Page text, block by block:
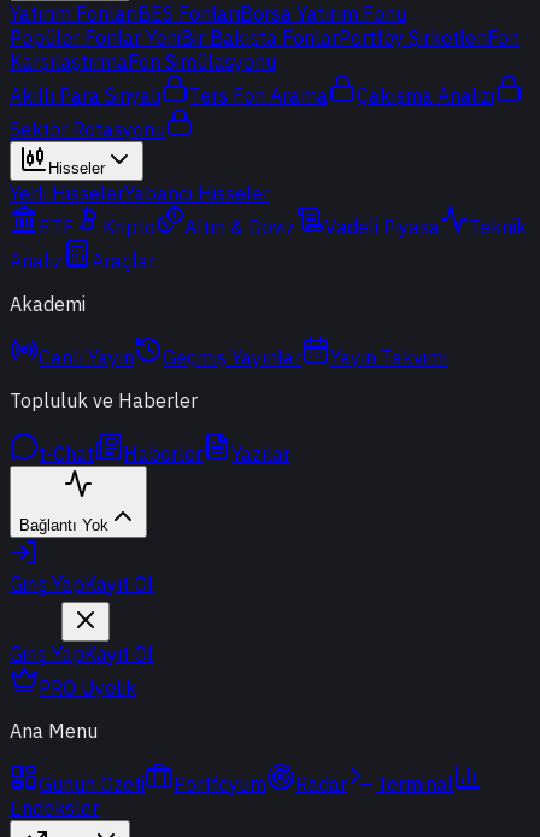
Yatırım FonlarıBES FonlarıBorsa Yatırım Fonu
Popüler Fonlar YeniBir Bakışta FonlarPortföy ŞirketleriFon
KarşılaştırmaFon Simülasyonu
Akıllı Para Sinyali
Ters Fon Arama
Çakışma Analizi
Sektör Rotasyonu
Hisseler
Yerli HisselerYabancı Hisseler
ETF
Kripto Altın & Döviz Vadeli Piyasa
Teknik
Analiz
Araçlar
Akademi
Canlı Yayın Geçmiş Yayınlar
Yayın Takvimi
Topluluk ve Haberler
t-Chat Haberler Yazılar
Bağlantı Yok
Giriş YapKayıt Ol
Giriş YapKayıt Ol
PRO Üyelik
Ana Menu
Günün Özeti Portföyüm Radar
Terminal
Endeksler